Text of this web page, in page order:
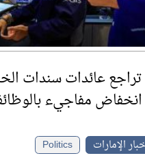
تراجع عائدات سندات
انخفاض مفاجيء
الإمارات
Politics